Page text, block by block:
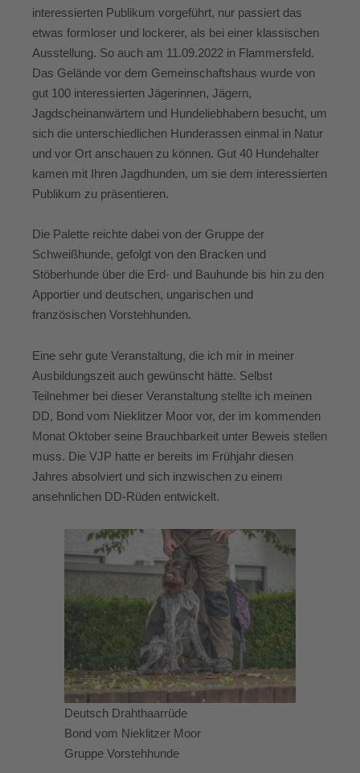
interessierten Publikum vorgeführt, nur passiert das
etwas formloser und lockerer, als bei einer klassischen
Ausstellung. So auch am 11.09.2022 in Flammersfeld.
Das Gelände vor dem Gemeinschaftshaus wurde von
gut 100 interessierten Jägerinnen, Jägern,
Jagdscheinanwärtern und Hundeliebhabern besucht, um
sich die unterschiedlichen Hunderassen einmal in Natur
und vor Ort anschauen zu können. Gut 40 Hundehalter
kamen mit Ihren Jagdhunden, um sie dem interessierten
Publikum zu präsentieren.
Die Palette reichte dabei von der Gruppe der
Schweißhunde, gefolgt von den Bracken und
Stöberhunde über die Erd- und Bauhunde bis hin zu den
Apportier und deutschen, ungarischen und
französischen Vorstehhunden.
Eine sehr gute Veranstaltung, die ich mir in meiner
Ausbildungszeit auch gewünscht hätte. Selbst
Teilnehmer bei dieser Veranstaltung stellte ich meinen
DD, Bond vom Nieklitzer Moor vor, der im kommenden
Monat Oktober seine Brauchbarkeit unter Beweis stellen
muss. Die VJP hatte er bereits im Frühjahr diesen
Jahres absolviert und sich inzwischen zu einem
ansehnlichen DD-Rüden entwickelt.
Deutsch Drahthaarrüde
Bond vom Nieklitzer Moor
Gruppe Vorstehhunde